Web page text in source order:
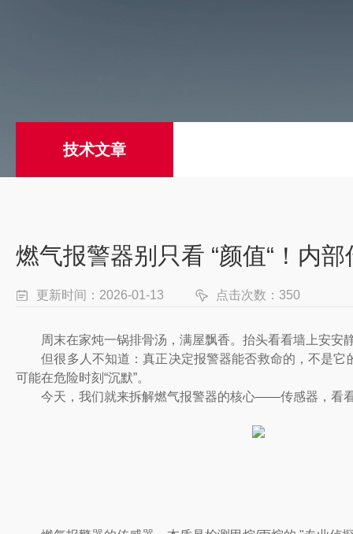
技术文章
燃气报警器别只看 “颜值“！内
更新时间：2026-01-13 点击次数：350
周末在家炖一锅排骨汤，满屋飘香。抬头看看墙上安安
但很多人不知道：真正决定报警器能否救命的，不是它的
可能在危险时刻“沉默”。
今天，我们就来拆解燃气报警器的核心——传感器，看看